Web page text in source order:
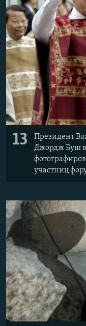
Հայերեն
English
Русский
Все сайты Радио
13
Президент
Джордж Буш
участниц